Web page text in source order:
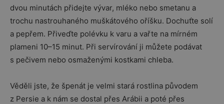
dvou minutách přidejte vývar, mléko nebo smetanu a
trochu nastrouhaného muškátového oříšku. Dochuťte solí
a pepřem. Přiveďte polévku k varu a vařte na mírném
plameni 10–15 minut. Při servírování ji můžete podávat
s pečivem nebo osmaženými kostkami chleba.
Věděli jste, že špenát je velmi stará rostlina původem
z Persie a k nám se dostal přes Arábii a poté přes